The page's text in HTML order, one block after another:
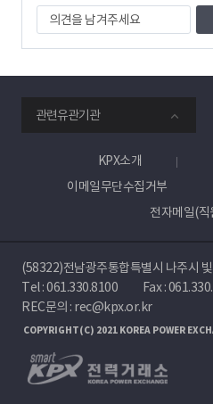
의
견
을
겨
주
세
요
관련유관기관
KPX소개
이메일무단수집거부
전자메일(
(58322)전남광주통합특별시 나주시
Tel :061.330.8100
Fax :
REC문의 : rec@kpx.or.kr
COPYRIGHT(C) 2021 KOREA POWER